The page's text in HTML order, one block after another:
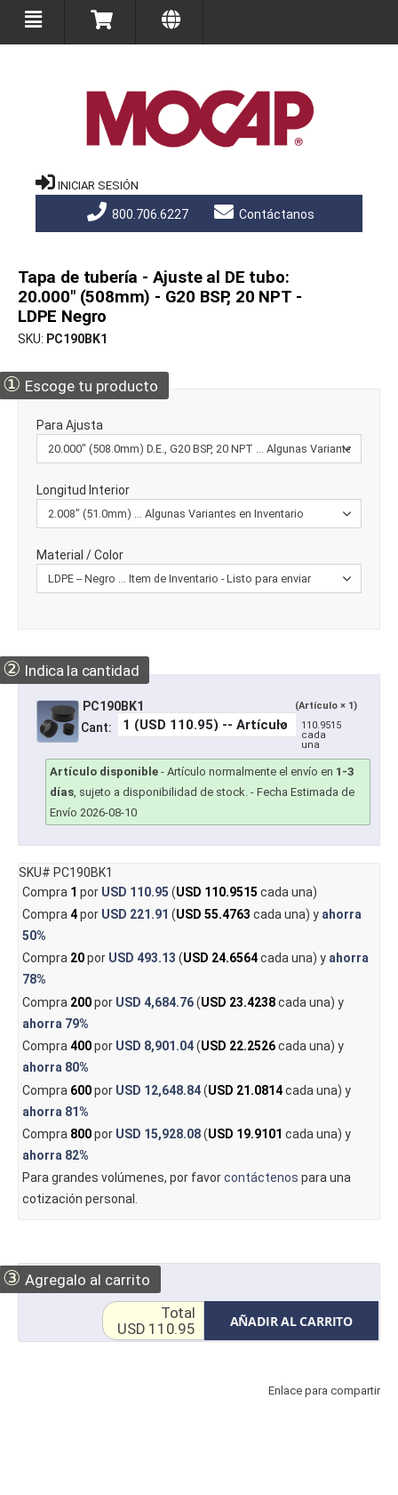
INICIAR SESIÓN
800.706.6227 Contáctanos
Tapa de tubería - Ajuste al DE tubo:
20.000" (508mm) - G20 BSP, 20 NPT -
LDPE Negro
SKU PC190BK1
① Escoge tu producto
Para Ajusta
Longitud Interior
Material / Color
② Indica la cantidad
PC190BK1 (Artículo × 1)
Cant:
110.9515
cada
una
Artículo disponible - Artículo normalmente el envío en 1-3
días, sujeto a disponibilidad de stock. - Fecha Estimada de
Envío 2026-08-10
SKU# PC190BK1
Compra 1 por USD 110.95 (USD 110.9515 cada una)
Compra 4por USD 221.91 (USD 55.4763 cada una) y ahorra
50%
Compra 20por USD 493.13 (USD 24.6564cada una) y ahorra
78%
Compra 200por USD 4,684.76(USD 23.4238cada una) y
ahorra 79%
Compra400por USD 8,901.04(USD 22.2526cada una) y
ahorra 80%
Compra 600por USD 12,648.84(USD 21.0814cada una) y
ahorra 81%
Compra 800por USD 15,928.08(USD 19.9101 cada una) y
ahorra 82%
Para grandes volúmenes, por favorcontáctenos para una
cotización personal.
③ Agregalo al carrito
AÑADIR AL CARRITO
Total
USD 110.95
Enlace para compartir